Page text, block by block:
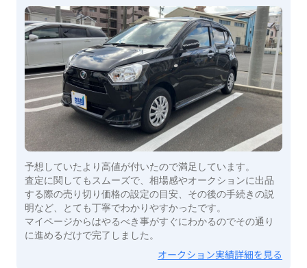
予想していたより高値が付いたので満足しています。
査定に関してもスムーズで、相場感やオークションに出品
する際の売り切り価格の設定の目安、その後の手続きの説
明など、とても丁寧でわかりやすかったです。
マイページからはやるべき事がすぐにわかるのでその通り
に進めるだけで完了しました。
オークション実績詳細を見る